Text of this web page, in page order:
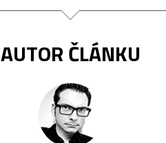
AUTOR ČLÁNKU